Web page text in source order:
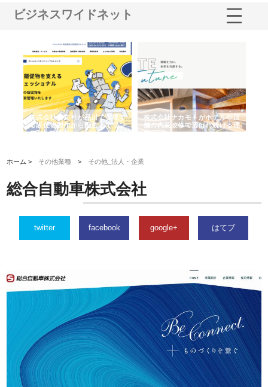
ビジネスワイドネット
株式会社耕文社が品川で実現す
る販促物製作から配送までワン
ストップ対応
株式会社ナカモトがホテルや店
舗の内装改修で選ばれ続ける理
由
ホーム > その他業種 > その他_法人・企業
総合自動車株式会社
twitter facebook google+ はてブ